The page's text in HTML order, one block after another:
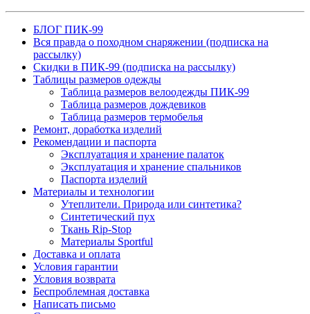
БЛОГ ПИК-99
Вся правда о походном снаряжении (подписка на
рассылку)
Скидки в ПИК-99 (подписка на рассылку)
Таблицы размеров одежды
Таблица размеров велоодежды ПИК-99
Таблица размеров дождевиков
Таблица размеров термобелья
Ремонт, доработка изделий
Рекомендации и паспорта
Эксплуатация и хранение палаток
Эксплуатация и хранение спальников
Паспорта изделий
Материалы и технологии
Утеплители. Природа или синтетика?
Синтетический пух
Ткань Rip-Stop
Материалы Sportful
Доставка и оплата
Условия гарантии
Условия возврата
Беспроблемная доставка
Написать письмо